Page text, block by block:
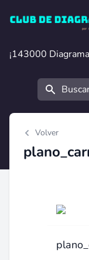
Club de Diagramas
¡143000
¡143000
Buscar
Volver